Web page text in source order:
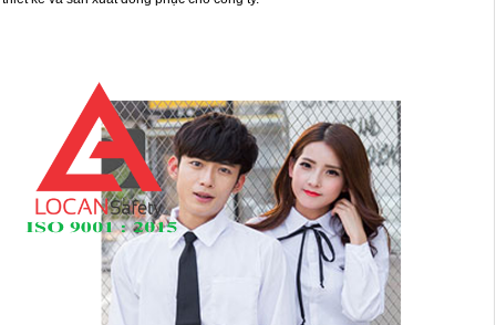
Bình chữa cháy, cứu hỏa
Chính sách bảo mật thông tin